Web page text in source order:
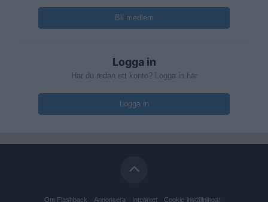
Bli medlem
Logga in
Har du redan ett konto? Logga in här
Logga in
Om Flashback Annonsera Integritet Cookie-inställningar